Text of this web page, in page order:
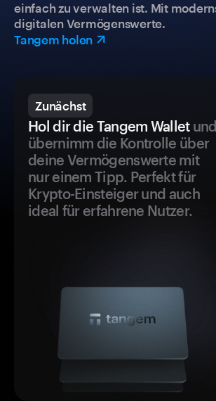
einfach zu verwalten ist. Mit
digitalen Vermögenswerte.
Tangem holen
Zunächst
Hol dir die Tangem Walletund
übernimm die Kontrolle über
deine Vermögenswerte mit
nur einem Tipp. Perfekt für
Krypto-Einsteiger und auch
ideal für erfahrene Nutzer.